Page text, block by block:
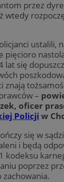
przez
wtedy
ustalili,
pięcioro
lat się
znają
–
oficer
Policji w
się w
i będą
kodeksu
poprzez